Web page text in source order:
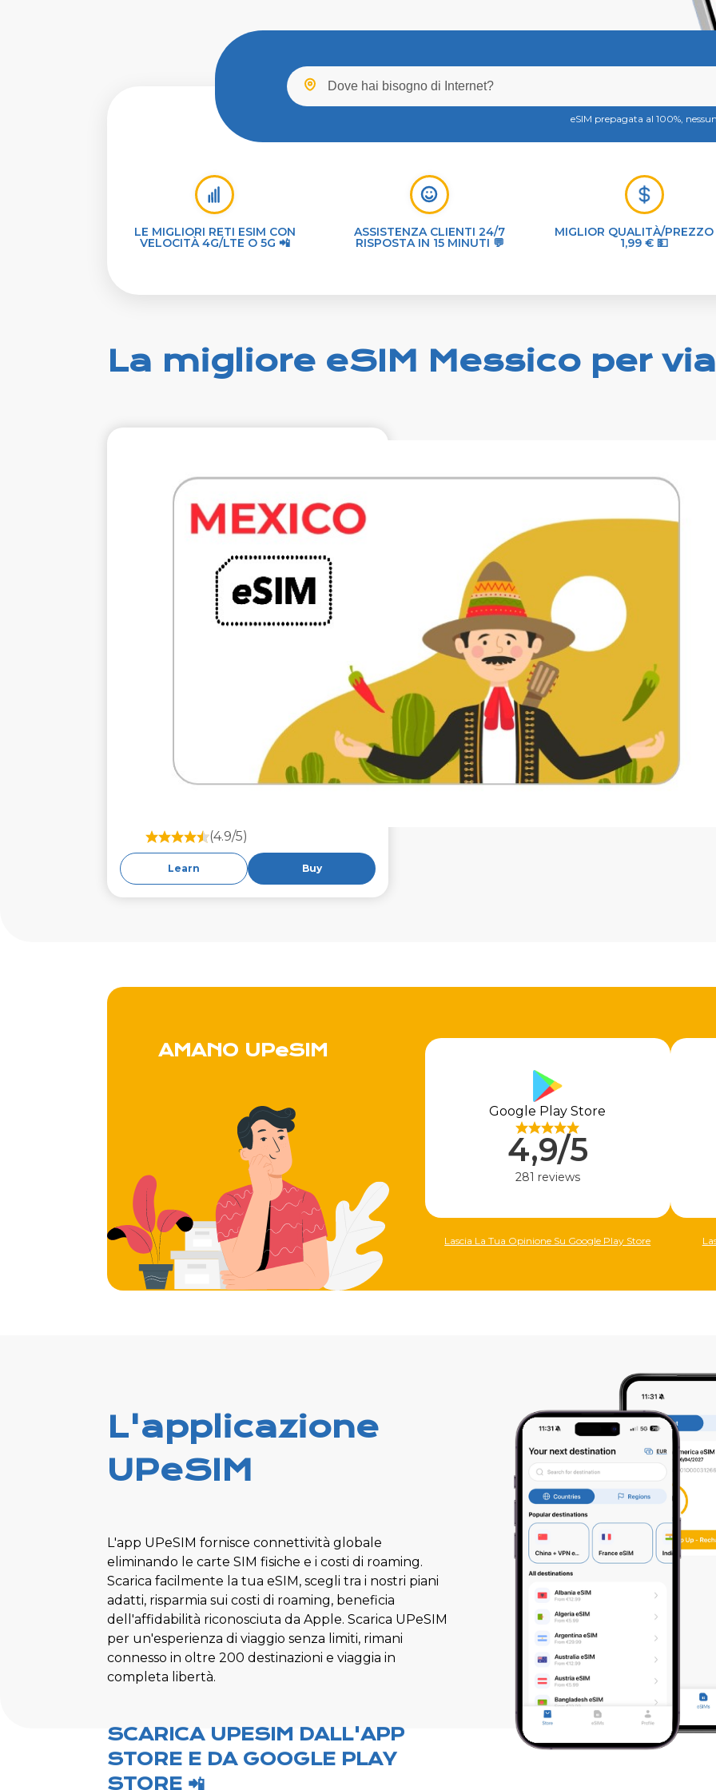
eSIM prepagata al 100%,
LE MIGLIORI RETI ESIM CON
VELOCITÀ 4G/LTE O 5G 📲
ASSISTENZA CLIENTI 24/7
RISPOSTA IN 15 MINUTI 💬
MIGLIOR QUALITÀ/
1,99 € 💵
La migliore eSIM Messico per
Roaming on
AT&T
(4.9/5)
Learn Buy
AMANO UPeSIM
Google Play Store
4,9/5
281 reviews
Lascia La Tua Opinione Su Google Play Store
L'applicazione
UPeSIM
L'app UPeSIM fornisce connettività globale
eliminando le carte SIM fisiche e i costi di roaming.
Scarica facilmente la tua eSIM, scegli tra i nostri piani
adatti, risparmia sui costi di roaming, beneficia
dell'affidabilità riconosciuta da Apple. Scarica UPeSIM
per un'esperienza di viaggio senza limiti, rimani
connesso in oltre 200 destinazioni e viaggia in
completa libertà.
SCARICA UPESIM DALL'APP
STORE E DA GOOGLE PLAY
STORE 📲